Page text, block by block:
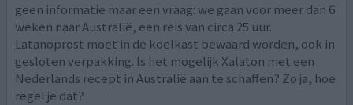
geen informatie maar een vraag: we gaan voor meer dan 6
weken naar Australië, een reis van circa 25 uur.
Latanoprost moet in de koelkast bewaard worden, ook in
gesloten verpakking. Is het mogelijk Xalaton met een
Nederlands recept in Australië aan te schaffen? Zo ja, hoe
regel je dat?